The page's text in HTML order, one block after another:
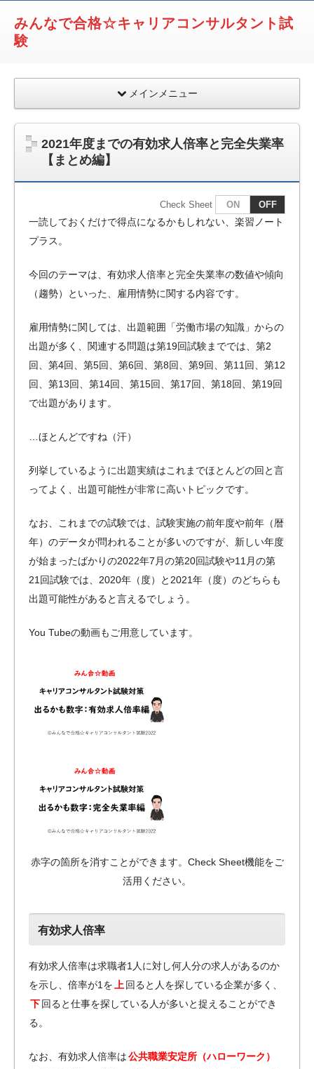
みんなで合格☆キャリアコンサルタント試
験
メインメニュー
2021年度までの有効求人倍率と完全失業率
【まとめ編】
Check Sheet ON OFF
一読しておくだけで得点になるかもしれない、楽習ノート
プラス。
今回のテーマは、有効求人倍率と完全失業率の数値や傾向
（趨勢）といった、雇用情勢に関する内容です。
雇用情勢に関しては、出題範囲「労働市場の知識」からの
出題が多く、関連する問題は第19回試験まででは、第2
回、第4回、第5回、第6回、第8回、第9回、第11回、第12
回、第13回、第14回、第15回、第17回、第18回、第19回
で出題があります。
…ほとんどですね（汗）
列挙しているように出題実績はこれまでほとんどの回と言
ってよく、出題可能性が非常に高いトピックです。
なお、これまでの試験では、試験実施の前年度や前年（暦
年）のデータが問われることが多いのですが、新しい年度
が始まったばかりの2022年7月の第20回試験や11月の第
21回試験では、2020年（度）と2021年（度）のどちらも
出題可能性があると言えるでしょう。
You Tubeの動画もご用意しています。
赤字の箇所を消すことができます。Check Sheet機能をご
活用ください。
有効求人倍率
有効求人倍率は求職者1人に対し何人分の求人があるのか
を示し、倍率が1を
上 回ると人を探している企業が多く、
下回ると仕事を探している人が多いと捉えることができ
る。
なお、有効求人倍率は公共職業安定所（ハローワーク）